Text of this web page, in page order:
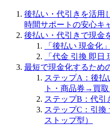
後払い・代引きを活用
時間サポートの安心キ
後払い・代引きで現金
「後払い 現金化
「代金 引換 即
最短で現金化するため
ステップA：後払
ト・商品券→買取
ステップB：代
ステップC：引換
ストップ型）